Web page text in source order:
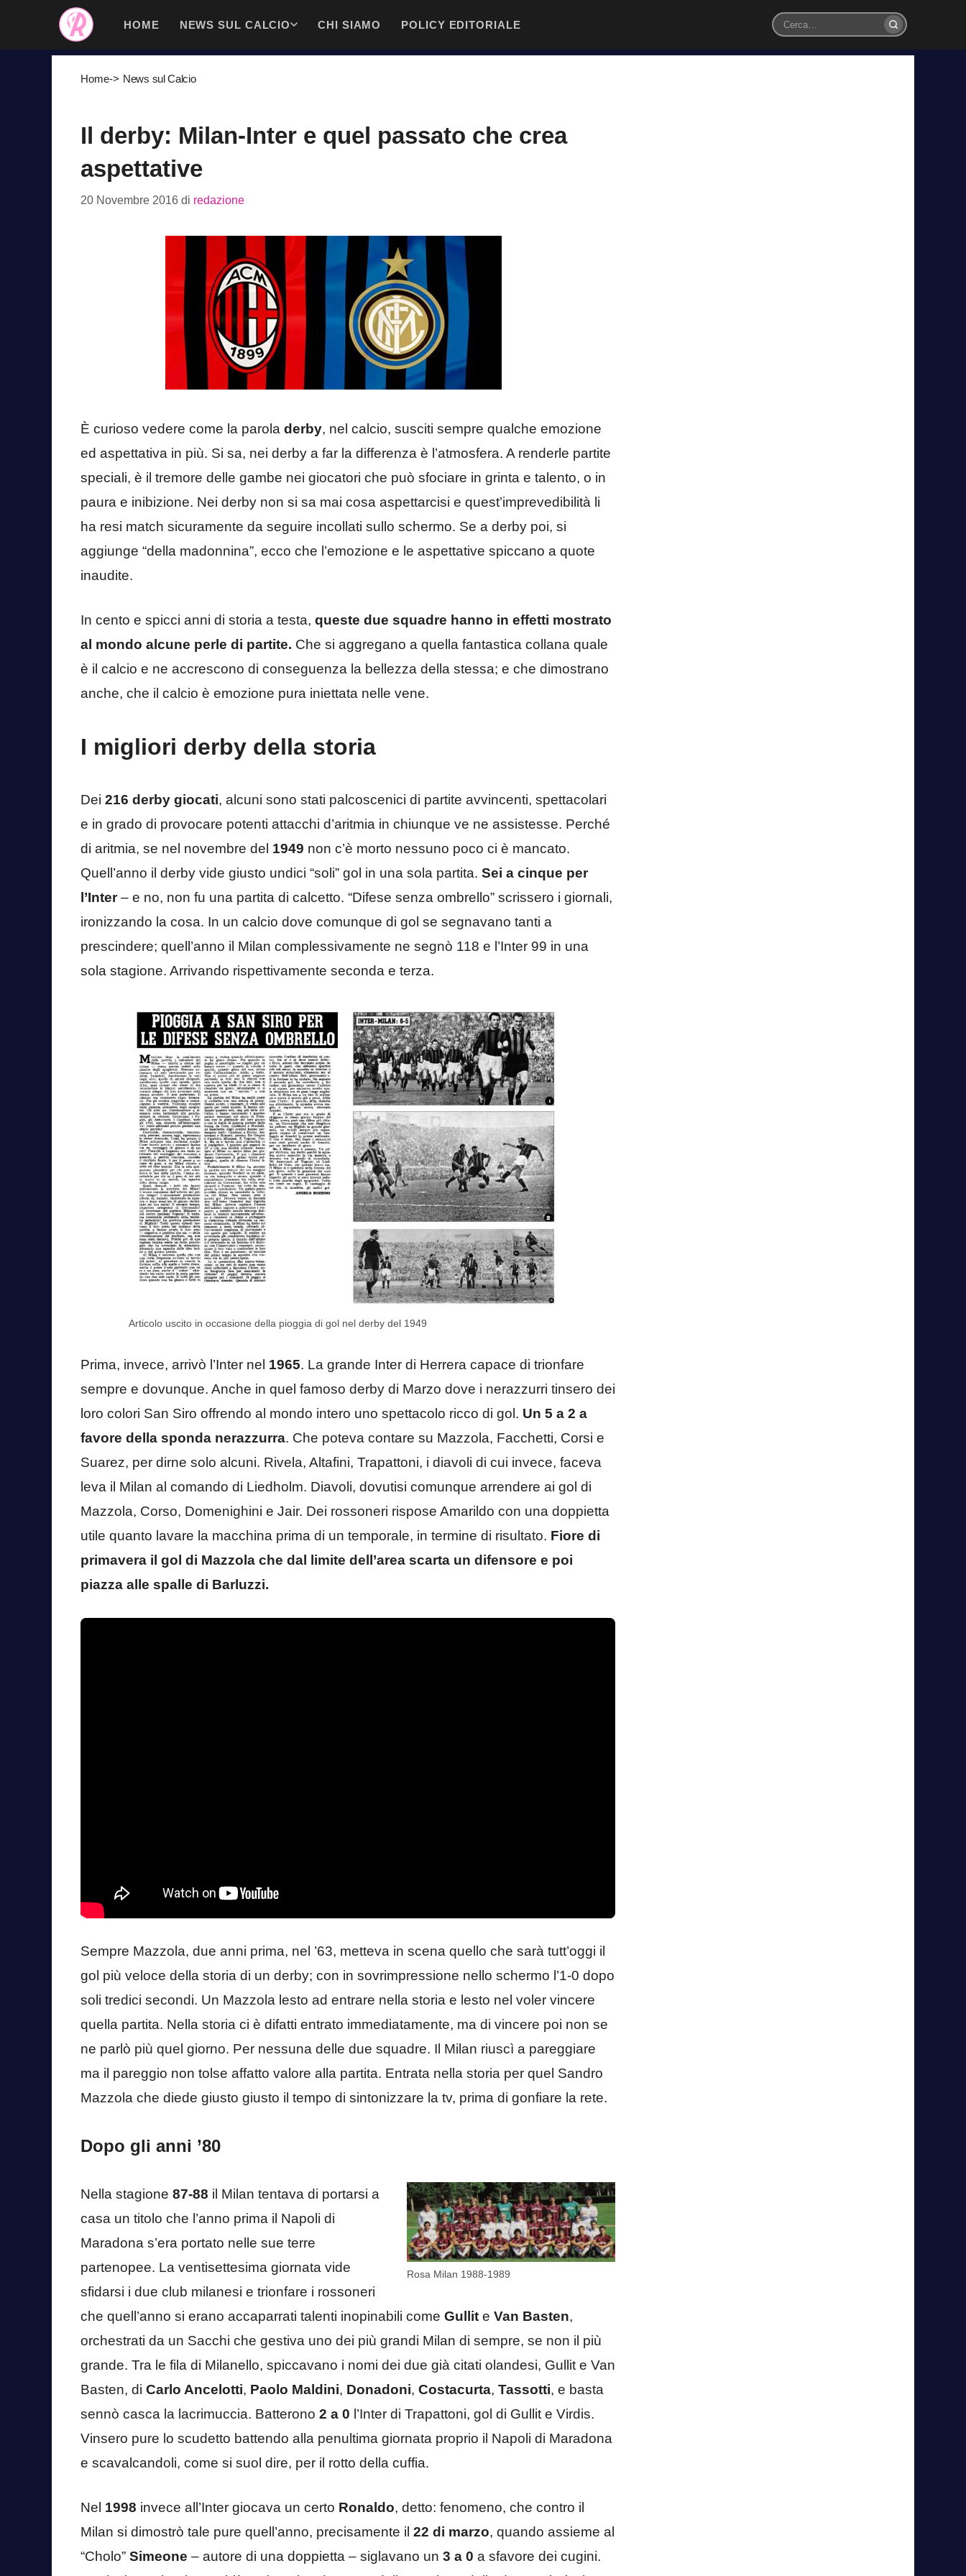
contenuto
HOME NEWS SUL CALCIO CHI SIAMO POLICY EDITORIALE
Cerca
Home-> News sul Calcio
Il derby: Milan-Inter e quel passato che crea
aspettative
20 Novembre 2016 di redazione
È curioso vedere come la parola derby, nel calcio, susciti sempre qualche emozione
ed aspettativa in più. Si sa, nei derby a far la differenza è l’atmosfera. A renderle partite
speciali, è il tremore delle gambe nei giocatori che può sfociare in grinta e talento, o in
paura e inibizione. Nei derby non si sa mai cosa aspettarcisi e quest’imprevedibilità li
ha resi match sicuramente da seguire incollati sullo schermo. Se a derby poi, si
aggiunge “della madonnina”, ecco che l’emozione e le aspettative spiccano a quote
inaudite.
In cento e spicci anni di storia a testa, queste due squadre hanno in effetti mostrato
al mondo alcune perle di partite. Che si aggregano a quella fantastica collana quale
è il calcio e ne accrescono di conseguenza la bellezza della stessa; e che dimostrano
anche, che il calcio è emozione pura iniettata nelle vene.
I migliori derby della storia
Dei 216 derby giocati, alcuni sono stati palcoscenici di partite avvincenti, spettacolari
e in grado di provocare potenti attacchi d’aritmia in chiunque ve ne assistesse. Perché
di aritmia, se nel novembre del 1949 non c’è morto nessuno poco ci è mancato.
Quell’anno il derby vide giusto undici “soli” gol in una sola partita. Sei a cinque per
l’Inter– e no, non fu una partita di calcetto. “Difese senza ombrello” scrissero i giornali,
ironizzando la cosa. In un calcio dove comunque di gol se segnavano tanti a
prescindere; quell’anno il Milan complessivamente ne segnò 118 e l’Inter 99 in una
sola stagione. Arrivando rispettivamente seconda e terza.
Articolo uscito in occasione della pioggia di gol nel derby del 1949
Prima, invece, arrivò l’Inter nel 1965. La grande Inter di Herrera capace di trionfare
sempre e dovunque. Anche in quel famoso derby di Marzo dove i nerazzurri tinsero dei
loro colori San Siro offrendo al mondo intero uno spettacolo ricco di gol. Un 5 a 2 a
favore della sponda nerazzurra. Che poteva contare su Mazzola, Facchetti, Corsi e
Suarez, per dirne solo alcuni. Rivela, Altafini, Trapattoni, i diavoli di cui invece, faceva
leva il Milan al comando di Liedholm. Diavoli, dovutisi comunque arrendere ai gol di
Mazzola, Corso, Domenighini e Jair. Dei rossoneri rispose Amarildo con una doppietta
utile quanto lavare la macchina prima di un temporale, in termine di risultato. Fiore di
primavera il gol di Mazzola che dal limite dell’area scarta un difensore e poi
piazza alle spalle di Barluzzi.
Sempre Mazzola, due anni prima, nel ’63, metteva in scena quello che sarà tutt’oggi il
gol più veloce della storia di un derby; con in sovrimpressione nello schermo l’1-0 dopo
soli tredici secondi. Un Mazzola lesto ad entrare nella storia e lesto nel voler vincere
quella partita. Nella storia ci è difatti entrato immediatamente, ma di vincere poi non se
ne parlò più quel giorno. Per nessuna delle due squadre. Il Milan riuscì a pareggiare
ma il pareggio non tolse affatto valore alla partita. Entrata nella storia per quel Sandro
Mazzola che diede giusto giusto il tempo di sintonizzare la tv, prima di gonfiare la rete.
Dopo gli anni ’80
Rosa Milan 1988-1989
Nella stagione 87-88 il Milan tentava di portarsi a
casa un titolo che l’anno prima il Napoli di
Maradona s’era portato nelle sue terre
partenopee. La ventisettesima giornata vide
sfidarsi i due club milanesi e trionfare i rossoneri
che quell’anno si erano accaparrati talenti inopinabili come Gullit e Van Basten,
orchestrati da un Sacchi che gestiva uno dei più grandi Milan di sempre, se non il più
grande. Tra le fila di Milanello, spiccavano i nomi dei due già citati olandesi, Gullit e Van
Basten, di Carlo Ancelotti, Paolo Maldini, Donadoni, Costacurta, Tassotti, e basta
sennò casca la lacrimuccia. Batterono 2 a 0 l’Inter di Trapattoni, gol di Gullit e Virdis.
Vinsero pure lo scudetto battendo alla penultima giornata proprio il Napoli di Maradona
e scavalcandoli, come si suol dire, per il rotto della cuffia.
Nel 1998 invece all’Inter giocava un certo Ronaldo, detto: fenomeno, che contro il
Milan si dimostrò tale pure quell’anno, precisamente il 22 di marzo, quando assieme al
“Cholo” Simeone – autore di una doppietta – siglavano un 3 a 0 a sfavore dei cugini.